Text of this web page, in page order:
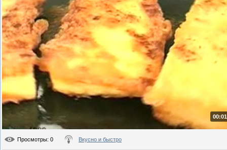
Просмотры: 0 Вкусно и быстро